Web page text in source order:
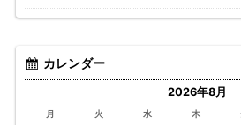
カレンダー
2026年8月
月 火 水 木